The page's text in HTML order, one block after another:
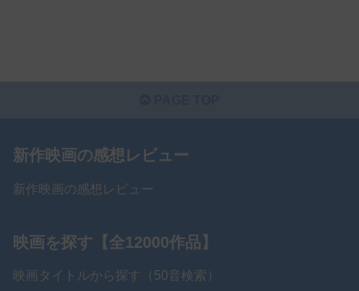
新作映画の感想レビュー
新作映画の感想レビュー
映画を探す【全12000作品】
映画タイトルから探す（50音検索）